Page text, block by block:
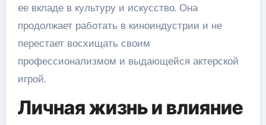
ее вкладе в культуру и искусство. Она
продолжает работать в киноиндустрии и не
перестает восхищать своим
профессионализмом и выдающейся актерской
игрой.
Личная жизнь и влияние